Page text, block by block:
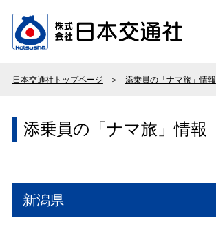
日本交通社トップページ 添乗員の「ナマ旅」情報
添乗員の「ナマ旅」情報
新潟県